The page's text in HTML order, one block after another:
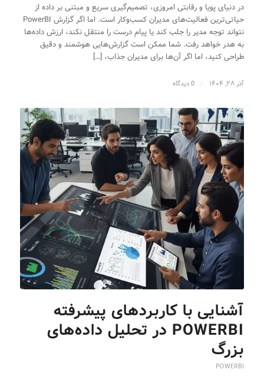
در دنیای پویا و رقابتی امروزی، تصمیم‌گیری سریع و مبتنی بر داده از
حیاتی‌ترین فعالیت‌های مدیران کسب‌وکار است. اما اگر گزارش PowerBI
نتواند توجه مدیر را جلب کند یا پیام درست را منتقل نکند، ارزش داده‌ها
به هدر خواهد رفت. شما ممکن است گزارش‌هایی هوشمند و دقیق
طراحی کنید، اما اگر آن‌ها برای مدیران جذاب، […]
آذر ۲۸, ۱۴۰۴ / 0 دیدگاه
آشنایی با کاربردهای پیشرفته
POWERBI در تحلیل داده‌های
بزرگ
POWERBI